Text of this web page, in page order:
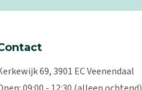
69, 3901 EC Veenendaal